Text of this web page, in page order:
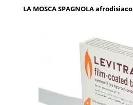
LA MOSCA SPAGNOLA afrodisiaco